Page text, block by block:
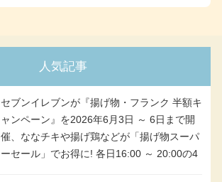
人気記事
セブンイレブンが『揚げ物・フランク 半額キ
ャンペーン』を2026年6月3日 ～ 6日まで開
催、ななチキや揚げ鶏などが「揚げ物スーパ
ーセール」でお得に! 各日16:00 ～ 20:00の4